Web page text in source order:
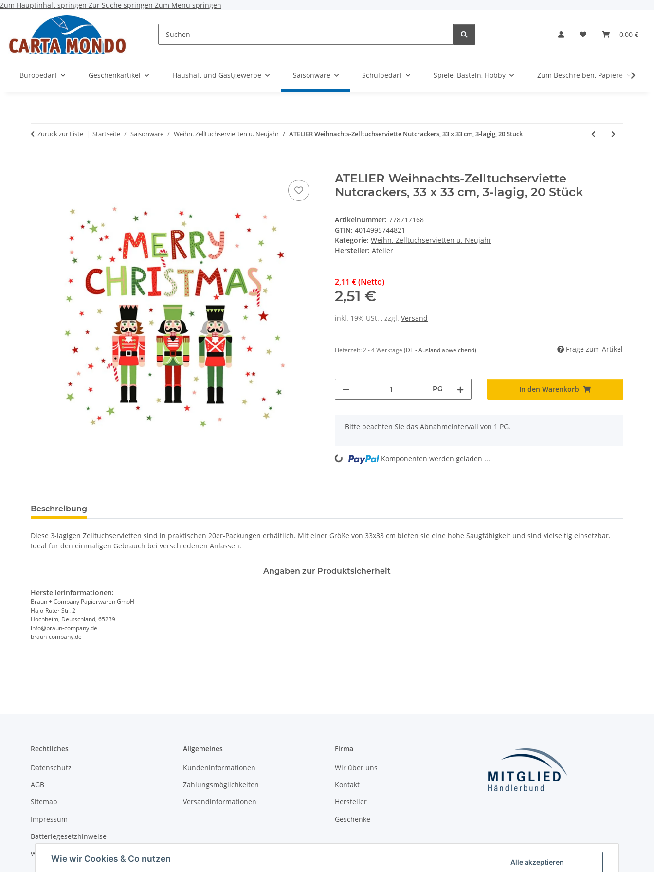
Zum Hauptinhalt springen Zur Suche springen Zum Menü springen
Alle akzeptieren
Wie wir Cookies & Co nutzen
0,00 €
Bürobedarf Geschenkartikel Haushalt und Gastgewerbe Saisonware Schulbedarf Spiele, Basteln, Hobby Zum Beschreiben, Papiere
Zurück zur Liste Startseite Saisonware Weihn. Zelltuchservietten u. Neujahr ATELIER Weihnachts-Zelltuchserviette Nutcrackers, 33 x 33 cm, 3-lagig, 20 Stück
ATELIER Weihnachts-Zelltuchserviette
Nutcrackers, 33 x 33 cm, 3-lagig, 20 Stück
Artikelnummer: 778717168
GTIN: 4014995744821
Kategorie: Weihn. Zelltuchservietten u. Neujahr
Hersteller: Atelier
2,11 € (Netto)
2,51 €
inkl. 19% USt. , zzgl. Versand
Lieferzeit:2 - 4 Werktage (DE - Ausland abweichend) Frage zum Artikel
PG In den Warenkorb
x
Bitte beachten Sie das Abnahmeintervall von 1 PG.
Loading... Komponenten werden geladen ...
Beschreibung
Diese 3-lagigen Zelltuchservietten sind in praktischen 20er-Packungen erhältlich. Mit einer Größe von 33x33 cm bieten sie eine hohe Saugfähigkeit und sind vielseitig einsetzbar.
Ideal für den einmaligen Gebrauch bei verschiedenen Anlässen.
Angaben zur Produktsicherheit
Herstellerinformationen:
Braun + Company Papierwaren GmbH
Hajo-Rüter Str. 2
Hochheim, Deutschland, 65239
info@braun-company.de
braun-company.de
Rechtliches
Datenschutz
AGB
Sitemap
Impressum
Batteriegesetzhinweise
Widerrufsrecht
Allgemeines
Kundeninformationen
Zahlungsmöglichkeiten
Versandinformationen
Firma
Wir über uns
Kontakt
Hersteller
Geschenke